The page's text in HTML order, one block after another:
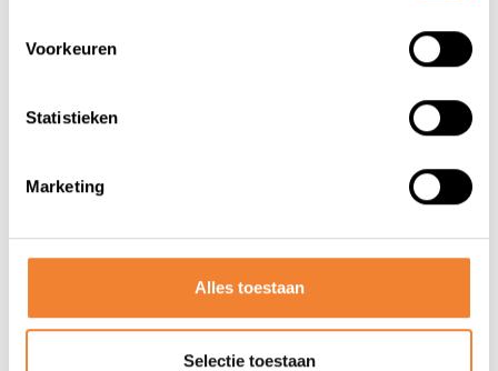
Voorkeuren
Statistieken
Marketing
Alles toestaan
Selectie toestaan